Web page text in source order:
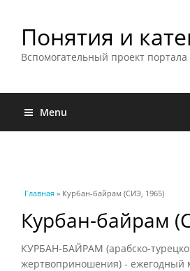
Понятия и
Вспомогательный проект
Menu
Вы здесь
Главная » Курбан-байрам (СИЭ, 1965)
Курбан-байрам
КУРБАН-БАЙРАМ (арабско-
жертвоприношения) - ежегодный